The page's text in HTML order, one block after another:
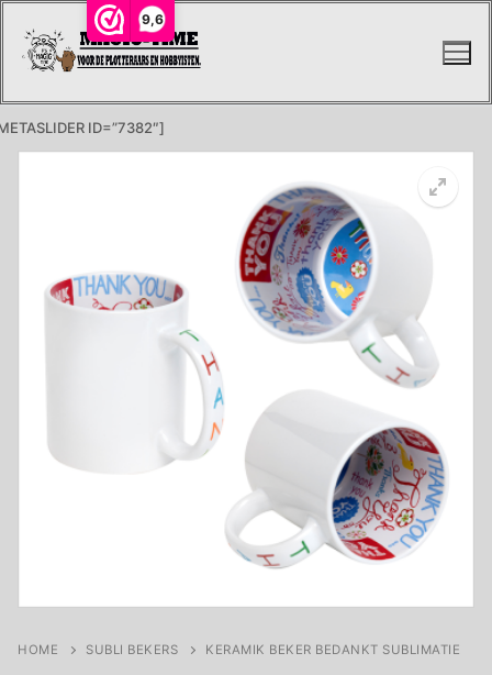
9,6
naar
ID=”7382″]
HOME SUBLI BEKERS KERAMIK BEKER BEDANKT SUBLIMATIE